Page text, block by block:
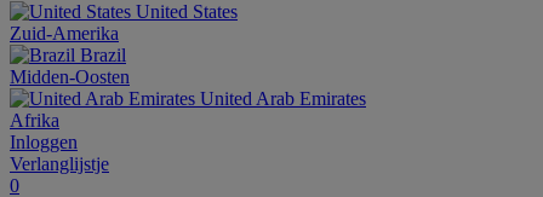
United States
Zuid-Amerika
Brazil
Midden-Oosten
United Arab Emirates
Afrika
Inloggen
Verlanglijstje
0